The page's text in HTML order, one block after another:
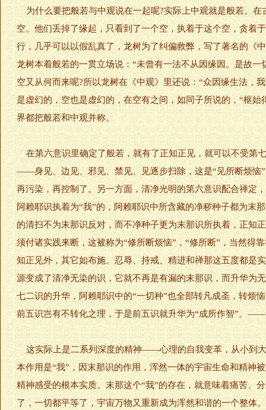
为什么要把般若与中观说在一起呢?实际上中观就是般若。
空。他们丢掉了缘起，只看到了一个空，执着于这个空，贪着
行，几乎可以以假乱真了，龙树为了纠偏救弊，写了著名的《
龙树本着般若的一贯立场说：“未曾有一法不从因缘因。是故
空又从何而来呢?所以龙树在《中观》里还说：“众因缘生法，
是虚幻的，空也是虚幻的，在空有之间，如同子所说的，“枢
界都把般若和中观并称。
在第六意识里确定了般若，就有了正知正见，就可以不受第
——身见、边见、邪见、禁见、见逐步扫除，这是“见所断烦恼
再污染，再控制了。另一方面，清净光明的第六意识配合禅定
阿赖耶识执着为“我”的，阿赖耶识中所含藏的净秽种子都为末
的清扫不为末那识反对，而不净种子更为末那识所执着，正
须付诸实践来断，这被称为“修所断烦恼”，“修所断”，当然
知正见外，其它如布施、忍辱、持戒、精进和禅那这五度都
源变成了清净无染的识，它就不再是有漏的末那识，而升华为
七二识的升华，阿赖耶识中的“一切种”也全部转凡成圣，转烦
前五识岂有不转化之理，于是前五识就升华为“成所作智”。
这实际上是二系列深度的精神——心理的自我变革，从小到大
本作用是“我”，因末那识的作用，浑然一体的宇宙生命和精神
精神感受的根本实质。末那这个“我”的存在，就意味着痛苦
了，一切都平等了，宇宙万物又重新成为浑然和谐的一个整体